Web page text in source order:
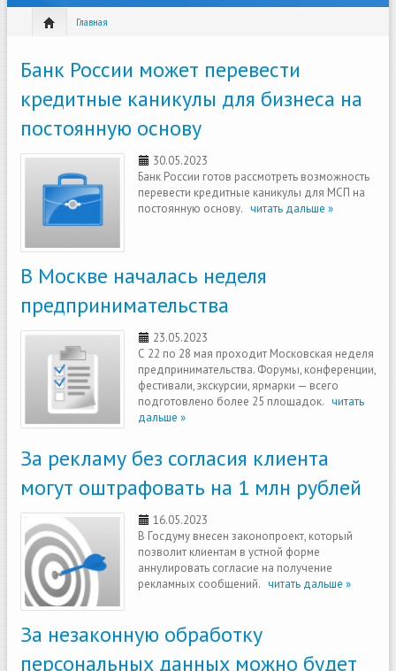
Главная
Банк России может перевести
кредитные каникулы для бизнеса на
постоянную основу
30.05.2023
Банк России готов рассмотреть возможность
перевести кредитные каникулы для МСП на
постоянную основу. читать дальше »
В Москве началась неделя
предпринимательства
23.05.2023
С 22 по 28 мая проходит Московская неделя
предпринимательства. Форумы, конференции,
фестивали, экскурсии, ярмарки — всего
подготовлено более 25 площадок. читать
дальше »
За рекламу без согласия клиента
могут оштрафовать на 1 млн рублей
16.05.2023
В Госдуму внесен законопроект, который
позволит клиентам в устной форме
аннулировать согласие на получение
рекламных сообщений. читать дальше »
За незаконную обработку
персональных данных можно будет